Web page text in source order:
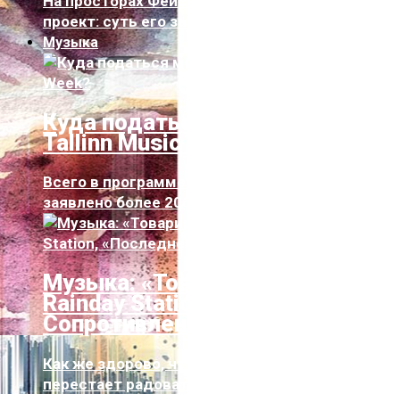
проект: суть его заключается в том,...
Музыка
Куда податься меломану на
Tallinn Music Week?
Всего в программе Tallinn Music Week
заявлено более 200 коллективов. Геогра...
Музыка: «Товарищ Астроном»,
Rainday Station, «Последнее
Сопротивление»
Как же здорово, что местная инди-сцена не
перестает радовать нас новыми рел...